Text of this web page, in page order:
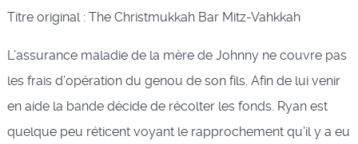
Titre original : The Christmukkah Bar Mitz-Vahkkah
L’assurance maladie de la mère de Johnny ne couvre pas
les frais d’opération du genou de son fils. Afin de lui venir
en aide la bande décide de récolter les fonds. Ryan est
quelque peu réticent voyant le rapprochement qu’il y a eu